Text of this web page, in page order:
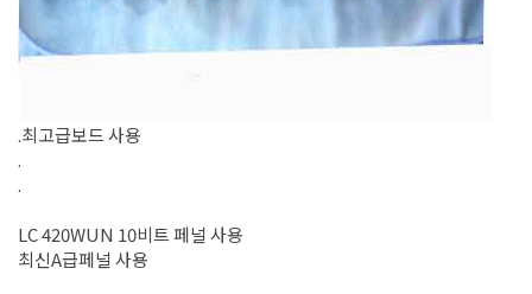
.최고급보드 사용
.
.
LC 420WUN 10비트 페널 사용
최신A급페널 사용